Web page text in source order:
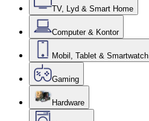
TV, Lyd & Smart Home
Computer & Kontor
Mobil, Tablet & Smartwatch
Gaming
Hardware